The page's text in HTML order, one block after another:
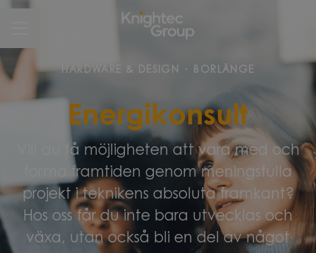
HARDWARE & DESIGN · BORLÄNGE
Energikonsult
Vill du få möjligheten att vara med och
forma framtiden genom meningsfulla
projekt i teknikens absoluta framkant?
Hos oss får du inte bara utvecklas och
växa, utan också bli en del av något